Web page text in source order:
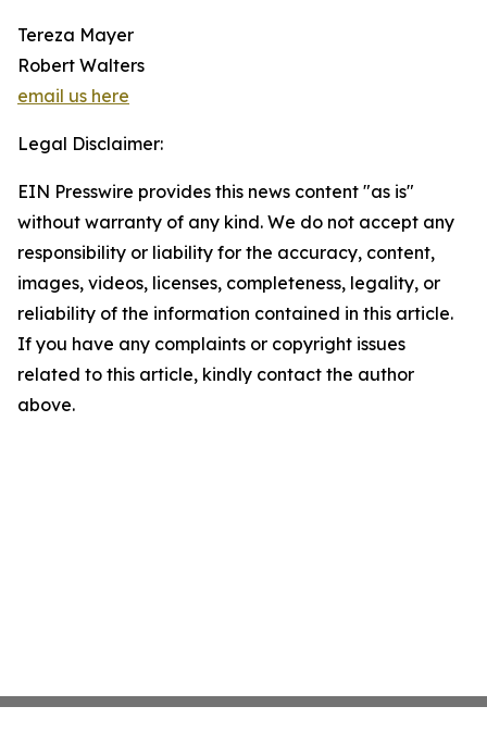
Tereza Mayer
Robert Walters
email us here
Legal Disclaimer:
EIN Presswire provides this news content "as is"
without warranty of any kind. We do not accept any
responsibility or liability for the accuracy, content,
images, videos, licenses, completeness, legality, or
reliability of the information contained in this article.
If you have any complaints or copyright issues
related to this article, kindly contact the author
above.